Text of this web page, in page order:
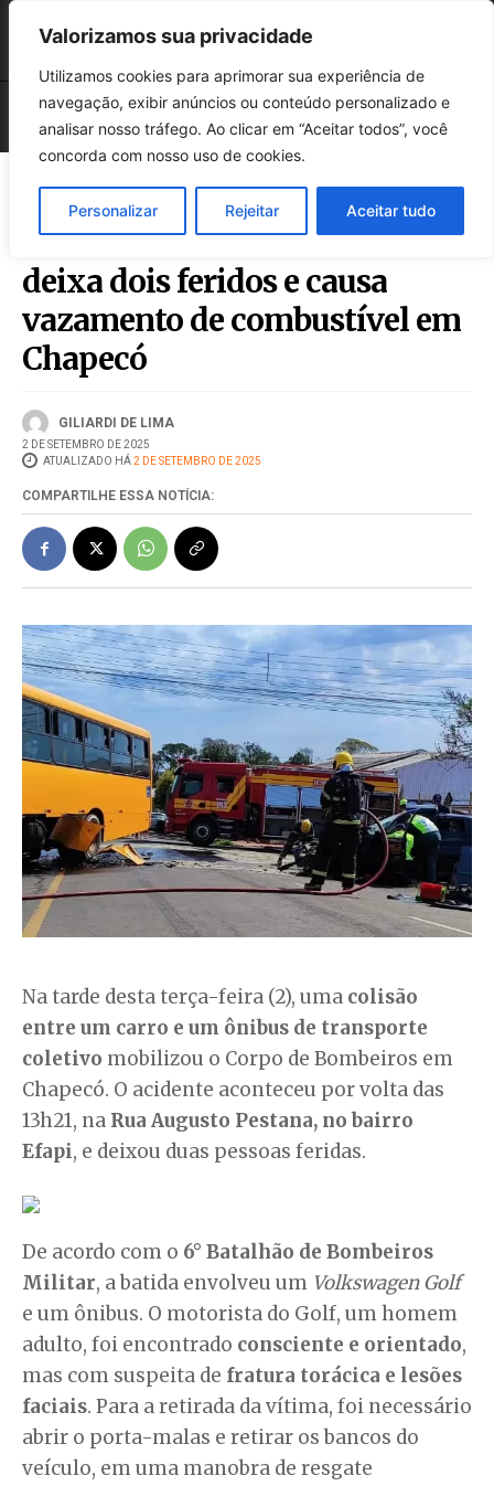
Valorizamos sua privacidade
Utilizamos cookies para aprimorar sua experiência de
navegação, exibir anúncios ou conteúdo personalizado e
analisar nosso tráfego. Ao clicar em “Aceitar todos”, você
concorda com nosso uso de cookies.
Personalizar Rejeitar Aceitar tudo
Colisão entre carro e ônibus
deixa dois feridos e causa
vazamento de combustível em
Chapecó
GILIARDI DE LIMA
2 DE SETEMBRO DE 2025
ATUALIZADO HÁ2 DE SETEMBRO DE 2025
COMPARTILHE ESSA NOTÍCIA:
Na tarde desta terça-feira (2), uma colisão
entre um carro e um ônibus de transporte
coletivo mobilizou o Corpo de Bombeiros em
Chapecó. O acidente aconteceu por volta das
13h21, na Rua Augusto Pestana, no bairro
Efapi, e deixou duas pessoas feridas.
De acordo com o 6° Batalhão de Bombeiros
Militar, a batida envolveu um Volkswagen Golf
e um ônibus. O motorista do Golf, um homem
adulto, foi encontrado consciente e orientado,
mas com suspeita de fratura torácica e lesões
faciais. Para a retirada da vítima, foi necessário
abrir o porta-malas e retirar os bancos do
veículo, em uma manobra de resgate